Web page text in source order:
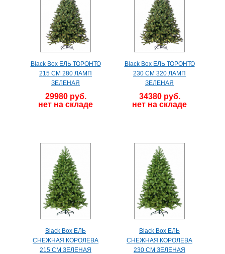
Black Box ЕЛЬ ТОРОНТО
215 СМ 280 ЛАМП
ЗЕЛЕНАЯ
29980 руб.
нет на складе
Black Box ЕЛЬ ТОРОНТО
230 СМ 320 ЛАМП
ЗЕЛЕНАЯ
34380 руб.
нет на складе
Black Box ЕЛЬ
СНЕЖНАЯ КОРОЛЕВА
215 СМ ЗЕЛЕНАЯ
Black Box ЕЛЬ
СНЕЖНАЯ КОРОЛЕВА
230 СМ ЗЕЛЕНАЯ